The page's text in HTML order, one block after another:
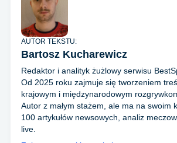
AUTOR TEKSTU:
Bartosz Kucharewicz
Redaktor i analityk żużlowy serwisu
Od 2025 roku zajmuje się tworzeniem
krajowym i międzynarodowym
Autor z małym stażem, ale ma na swoim
100 artykułów newsowych, analiz
live.